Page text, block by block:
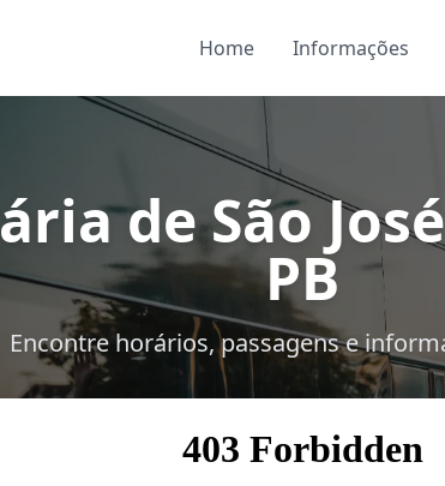
Home Informações
de São
PB
Encontre horários, passagens e